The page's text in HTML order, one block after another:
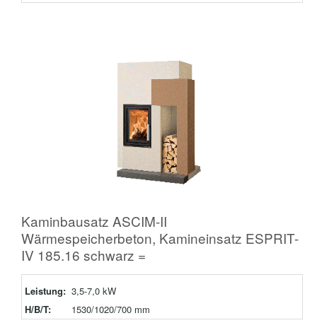
Kaminbausatz ASCIM-II
Wärmespeicherbeton, Kamineinsatz ESPRIT-
IV 185.16 schwarz =
Leistung: 3,5-7,0 kW
H/B/T:
1530/1020/700 mm